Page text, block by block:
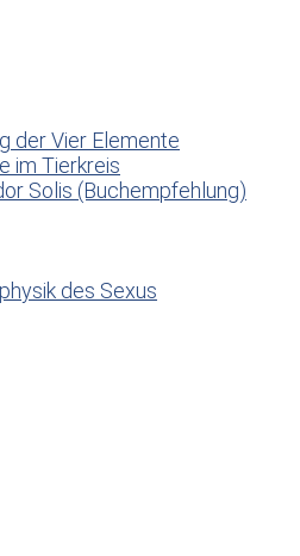
der Vier Elemente
im Tierkreis
Solis (Buchempfehlung)
des Sexus